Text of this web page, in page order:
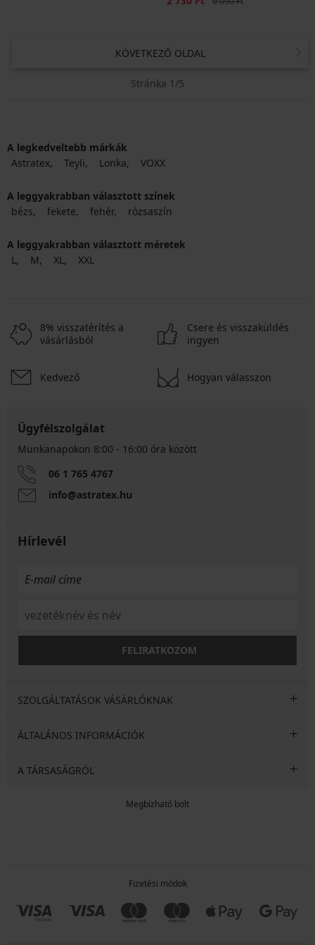
KÖVETKEZŐ OLDAL
Stránka 1/5
A legkedveltebb márkák
Astratex
Teyli Lonka VOXX
A leggyakrabban választott színek
bézs
fekete fehér rózsaszín
A leggyakrabban választott méretek
L
M XL XXL
8% visszatérítés a
vásárlásból
Csere és visszaküldés
ingyen
Kedvező Hogyan válasszon
Ügyfélszolgálat
Munkanapokon 8:00 - 16:00 óra között
06 1 765 4767
info@astratex.hu
Hírlevél
FELIRATKOZOM
SZOLGÁLTATÁSOK VÁSÁRLÓKNAK
ÁLTALÁNOS INFORMÁCIÓK
A TÁRSASÁGRÓL
Megbízható bolt
Fizetési módok